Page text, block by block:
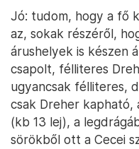
Jó: tudom, hogy a fő
az, sokak részéről,
árushelyek is készen
csapolt, félliteres
ugyancsak félliteres,
csak Dreher kapható,
(kb 13 lej), a
sörökből ott a Cecei